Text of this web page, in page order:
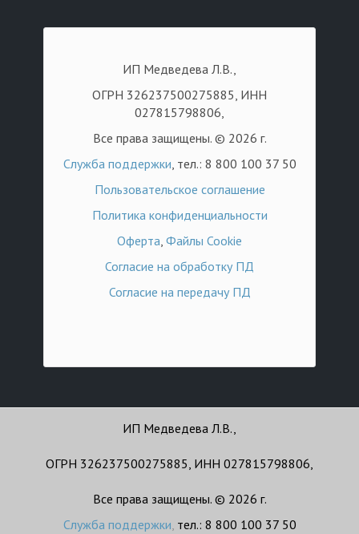
ИП Медведева Л.В.,
ОГРН 326237500275885, ИНН
027815798806,
Все права защищены. © 2026 г.
Служба поддержки, тел.: 8 800 100 37 50
Пользовательское соглашение
Политика конфиденциальности
Оферта, Файлы Cookie
Согласие на обработку ПД
Согласие на передачу ПД
ИП Медведева Л.В.,
ОГРН 326237500275885, ИНН 027815798806,
Все права защищены. © 2026 г.
Служба поддержки, тел.: 8 800 100 37 50